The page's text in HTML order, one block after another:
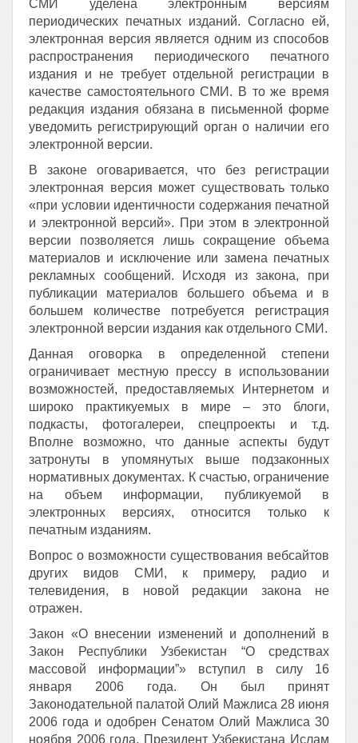
СМИ уделена электронным версиям
периодических печатных изданий. Согласно ей,
электронная версия является одним из способов
распространения периодического печатного
издания и не требует отдельной регистрации в
качестве самостоятельного СМИ. В то же время
редакция издания обязана в письменной форме
уведомить регистрирующий орган о наличии его
электронной версии.
В законе оговаривается, что без регистрации
электронная версия может существовать только
«при условии идентичности содержания печатной
и электронной версий». При этом в электронной
версии позволяется лишь сокращение объема
материалов и исключение или замена печатных
рекламных сообщений. Исходя из закона, при
публикации материалов большего объема и в
большем количестве потребуется регистрация
электронной версии издания как отдельного СМИ.
Данная оговорка в определенной степени
ограничивает местную прессу в использовании
возможностей, предоставляемых Интернетом и
широко практикуемых в мире – это блоги,
подкасты, фотогалереи, спецпроекты и т.д.
Вполне возможно, что данные аспекты будут
затронуты в упомянутых выше подзаконных
нормативных документах. К счастью, ограничение
на объем информации, публикуемой в
электронных версиях, относится только к
печатным изданиям.
Вопрос о возможности существования вебсайтов
других видов СМИ, к примеру, радио и
телевидения, в новой редакции закона не
отражен.
Закон «О внесении изменений и дополнений в
Закон Республики Узбекистан “О средствах
массовой информации”» вступил в силу 16
января 2006 года. Он был принят
Законодательной палатой Олий Мажлиса 28 июня
2006 года и одобрен Сенатом Олий Мажлиса 30
ноября 2006 года. ПрезидентУзбекистана Ислам